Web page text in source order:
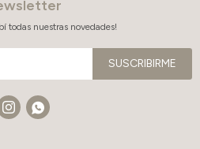
todas nuestras novedades!
SUSCRIBIRME
 